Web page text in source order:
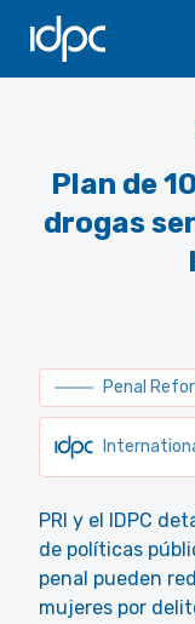
IDPC
Plan de
drogas
Penal
PRI y el IDPC
de políticas
penal pueden
mujeres por